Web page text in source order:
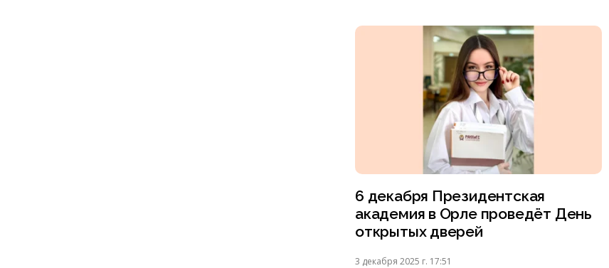
6 декабря Президентская
академия в Орле проведёт День
открытых дверей
3 декабря 2025 г. 17:51